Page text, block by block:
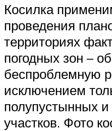
Косилка
проведения
территориях
погодных зон –
беспроблемную
исключением
полупустынных
участков. Фото